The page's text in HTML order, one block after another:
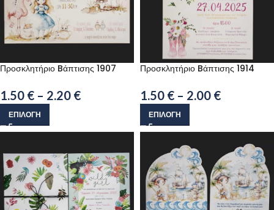
Προσκλητήριο Bάπτισης 1907
1.50 € – 2.20 €
ΕΠΙΛΟΓΉ
Προσκλητήριο Bάπτισης 1914
1.50 € – 2.00 €
ΕΠΙΛΟΓΉ